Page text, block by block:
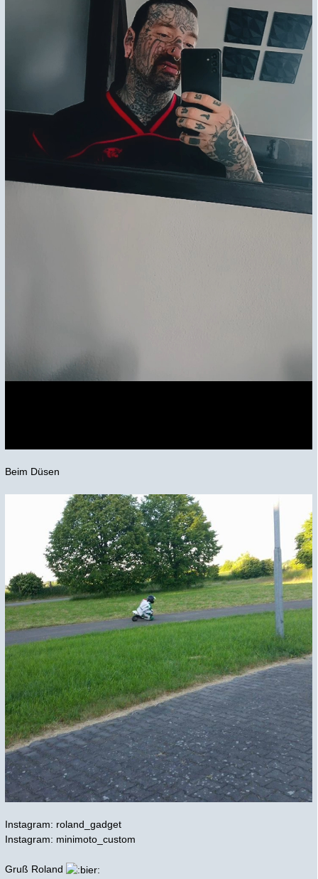
Beim Düsen
Instagram: roland_gadget
Instagram: minimoto_custom
Gruß Roland